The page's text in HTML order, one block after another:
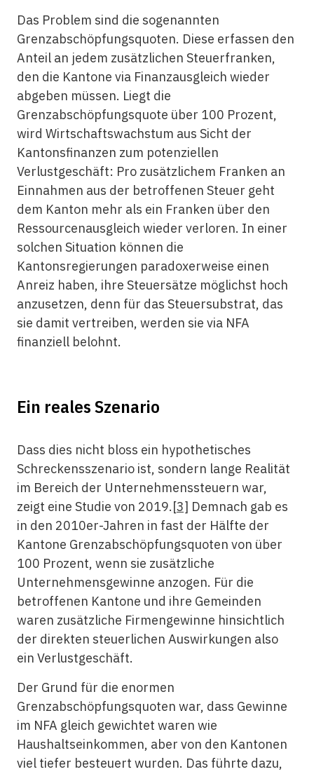
Das Problem sind die sogenannten
Grenzabschöpfungsquoten. Diese erfassen den
Anteil an jedem zusätzlichen Steuerfranken,
den die Kantone via Finanzausgleich wieder
abgeben müssen. Liegt die
Grenzabschöpfungsquote über 100 Prozent,
wird Wirtschaftswachstum aus Sicht der
Kantonsfinanzen zum potenziellen
Verlustgeschäft: Pro zusätzlichem Franken an
Einnahmen aus der betroffenen Steuer geht
dem Kanton mehr als ein Franken über den
Ressourcenausgleich wieder verloren. In einer
solchen Situation können die
Kantonsregierungen paradoxerweise einen
Anreiz haben, ihre Steuersätze möglichst hoch
anzusetzen, denn für das Steuersubstrat, das
sie damit vertreiben, werden sie via NFA
finanziell belohnt.
Ein reales Szenario
Dass dies nicht bloss ein hypothetisches
Schreckensszenario ist, sondern lange Realität
im Bereich der Unternehmenssteuern war,
zeigt eine Studie von 2019.[3] Demnach gab es
in den 2010er-Jahren in fast der Hälfte der
Kantone Grenzabschöpfungsquoten von über
100 Prozent, wenn sie zusätzliche
Unternehmensgewinne anzogen. Für die
betroffenen Kantone und ihre Gemeinden
waren zusätzliche Firmengewinne hinsichtlich
der direkten steuerlichen Auswirkungen also
ein Verlustgeschäft.
Der Grund für die enormen
Grenzabschöpfungsquoten war, dass Gewinne
im NFA gleich gewichtet waren wie
Haushaltseinkommen, aber von den Kantonen
viel tiefer besteuert wurden. Das führte dazu,